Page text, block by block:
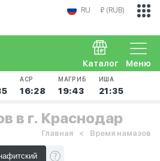
RU ₽ (RUB)
Меню
Каталог
АСР
16:28
МАГРИБ
19:43
ИША
21:35
в г. Краснодар
Главная Время намазов